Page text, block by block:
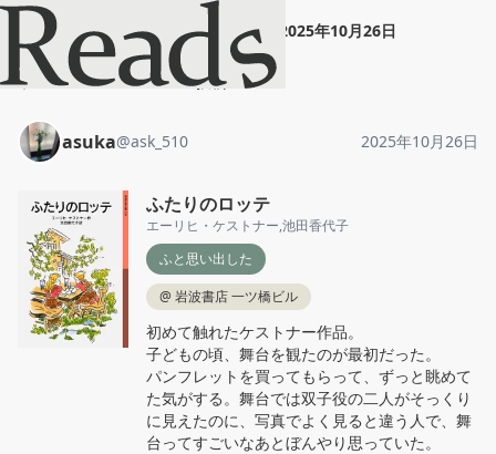
asuka" ふたりのロッテ 2025年10月26日
ホーム asuka 投稿
asuka@ask_510 2025年10月26日
ふたりのロッテ
エーリヒ・ケストナー,池田香代子
ふと思い出した
@ 岩波書店 一ツ橋ビル
初めて触れたケストナー作品。
子どもの頃、舞台を観たのが最初だった。
パンフレットを買ってもらって、ずっと眺めて
た気がする。舞台では双子役の二人がそっくり
に見えたのに、写真でよく見ると違う人で、舞
台ってすごいなあとぼんやり思っていた。